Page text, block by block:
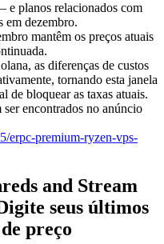
e planos relacionados com
em dezembro.
mantêm os preços atuais
as diferenças de custos
tornando esta janela
de bloquear as taxas atuais.
encontrados no anúncio
erpc-premium-ryzen-vps-
and Stream
seus últimos
preço